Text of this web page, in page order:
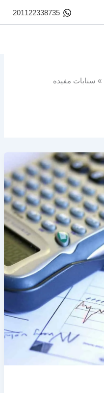
201122338735
سنابات مفيده